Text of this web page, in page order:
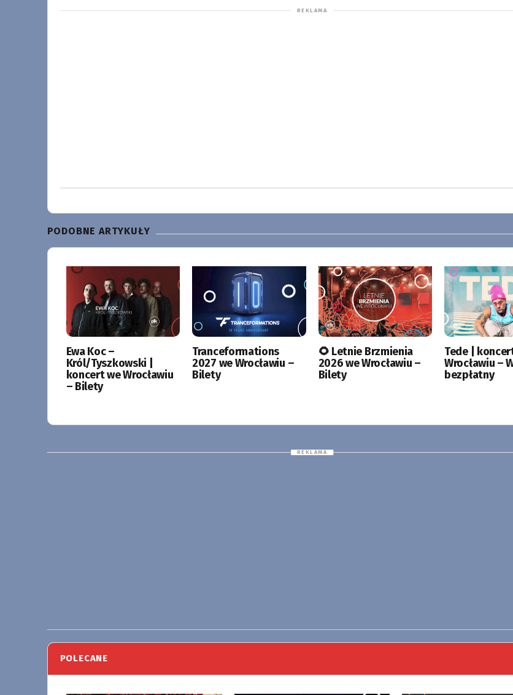
PODOBNE ARTYKUŁY
Ewa Koc –
Król/Tyszkowski |
koncert we Wrocławiu
– Bilety
Tranceformations
2027 we Wrocławiu –
Bilety
🌻 Letnie Brzmienia
2026 we Wrocławiu –
Bilety
Tede |
Wrocławiu –
bezpłatny
POLECANE